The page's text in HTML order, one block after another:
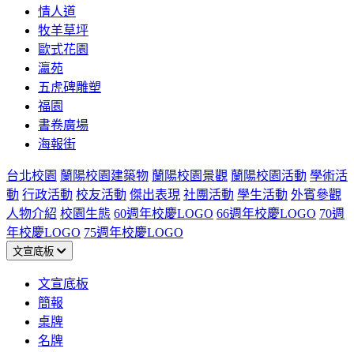
情人道
牧羊草坪
歐式花園
瀛苑
五虎碑雕塑
福園
書卷廣場
海報街
台北校園 蘭陽校園建築物 蘭陽校園景觀 蘭陽校園活動 學術活
動 行政活動 校友活動 傑出表現 社團活動 學生活動 外賓參觀
人物介紹 校園生態 60週年校慶LOGO 66週年校慶LOGO 70週
年校慶LOGO 75週年校慶LOGO
文宣底板
文宣底板
簡報
桌牌
名牌